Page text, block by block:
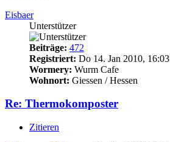
Eisbaer
Unterstützer
Beiträge: 472
Registriert: Do 14. Jan 2010, 16:03
Wormery: Wurm Cafe
Wohnort: Giessen / Hessen
Re: Thermokomposter
Zitieren